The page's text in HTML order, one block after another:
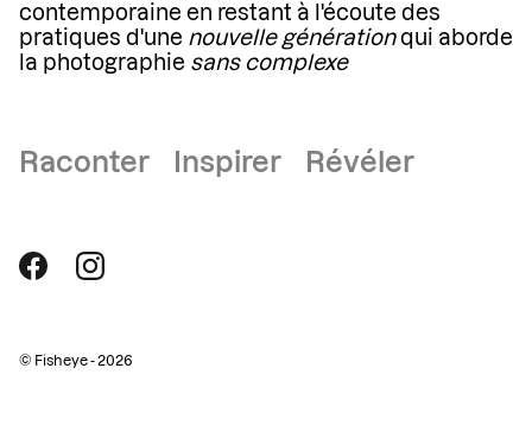
contemporaine en restant à l'écoute des
pratiques d'une nouvelle générationqui aborde
la photographie sans complexe
Raconter Inspirer Révéler
© Fisheye - 2026